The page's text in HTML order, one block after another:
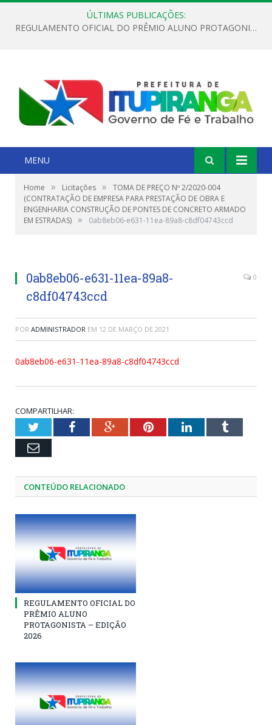
ÚLTIMAS PUBLICAÇÕES:
REGULAMENTO OFICIAL DO PRÊMIO ALUNO PROTAGONISTA – EDIÇÃO 2026
MENU
Home » Licitações »
TOMA DE PREÇO Nº 2/2020-004
(CONTRATAÇÃO DE EMPRESA PARA PRESTAÇÃO DE OBRA E
ENGENHARIA CONSTRUÇÃO DE PONTES DE CONCRETO ARMADO
EM ESTRADAS) » 0ab8eb06-e631-11ea-89a8-c8df04743ccd
0ab8eb06-e631-11ea-89a8-
c8df04743ccd
0
POR ADMINISTRADOR EM 12 DE MARÇO DE 2021
0ab8eb06-e631-11ea-89a8-c8df04743ccd
COMPARTILHAR:
TwitterFacebookGoogle+PinterestLinkedInTumblr
Email
CONTEÚDO RELACIONADO
REGULAMENTO OFICIAL DO
PRÊMIO ALUNO
PROTAGONISTA – EDIÇÃO
2026